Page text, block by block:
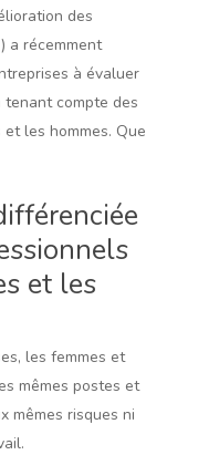
des
a récemment
à évaluer
compte des
les hommes. Que
et les
les femmes et
mêmes postes et
mêmes risques ni